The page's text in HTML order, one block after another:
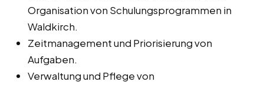
Organisation von Schulungsprogrammen in
Waldkirch.
Zeitmanagement und Priorisierung von
Aufgaben.
Verwaltung und Pflege von